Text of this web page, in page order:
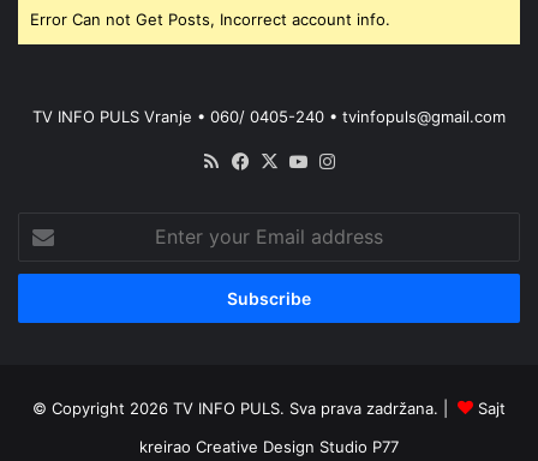
Error Can not Get Posts, Incorrect account info.
TV INFO PULS Vranje • 060/ 0405-240 • tvinfopuls@gmail.com
RSS Facebook
X YouTube
your
Email
© Copyright 2026 TV INFO PULS. Sva prava zadržana. |
Sajt
kreirao Creative Design Studio P77